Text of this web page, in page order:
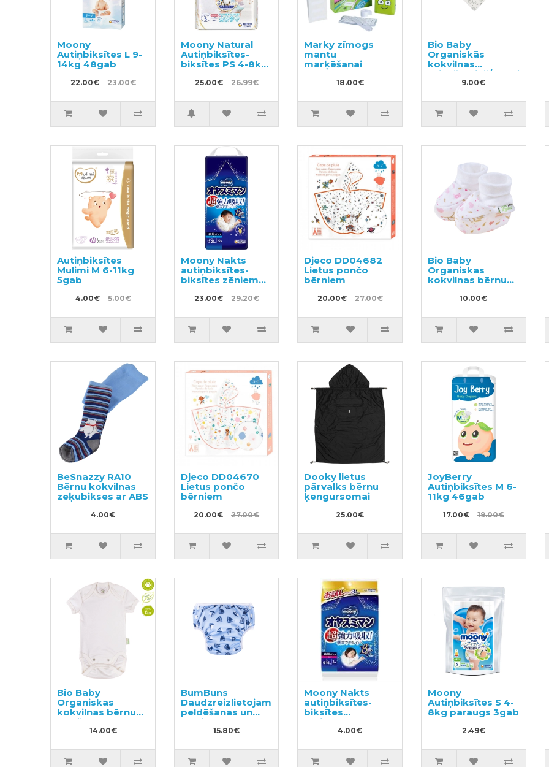
Moony
Autiņbiksītes L 9-
14kg 48gab
22.00€ 23.00€
Moony Natural
Autiņbiksītes-
biksītes PS 4-8kg
25.00€ 26.99€
Marky zīmogs
mantu
marķēšanai
18.00€
Bio Baby
Organiskās
kokvilnas
priekšautiņš/lakatiņš
9.00€
Autiņbiksītes
Mulimi M 6-11kg
5gab
4.00€ 5.00€
Moony Nakts
autiņbiksītes-
biksītes zēniem
23.00€ 29.20€
Djeco DD04682
Lietus pončo
bērniem
20.00€ 27.00€
Bio Baby
Organiskas
kokvilnas bērnu
zābaciņi
10.00€
BeSnazzy RA10
Bērnu kokvilnas
zeķubikses ar ABS
4.00€
Djeco DD04670
Lietus pončo
bērniem
20.00€ 27.00€
Dooky lietus
pārvalks bērnu
ķengursomai
25.00€
JoyBerry
Autiņbiksītes M 6-
11kg 46gab
17.00€ 19.00€
Bio Baby
Organiskas
kokvilnas bērnu
bodijs ar īsām
piedurknēm
14.00€
BumBuns
Daudzreizlietojamās
peldēšanas un
podiņmācību
autiņbiksīte L 14–
15.80€
Moony Nakts
autiņbiksītes-
biksītes
meitenēm PL 9-
14kg 3gab
4.00€
Moony
Autiņbiksītes S 4-
8kg paraugs 3gab
2.49€